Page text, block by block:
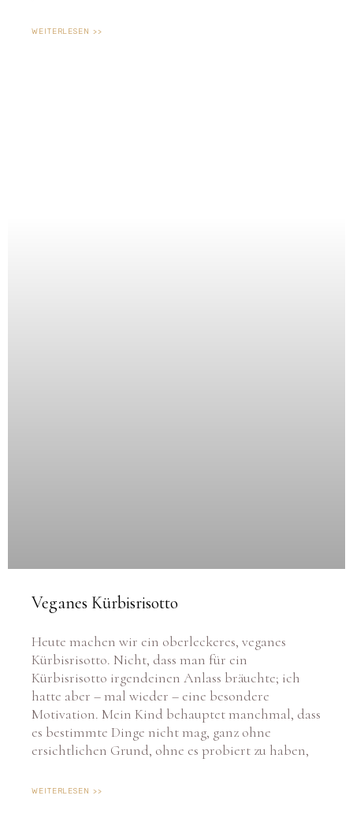
WEITERLESEN >>
Veganes Kürbisrisotto
Heute machen wir ein oberleckeres, veganes
Kürbisrisotto. Nicht, dass man für ein
Kürbisrisotto irgendeinen Anlass bräuchte; ich
hatte aber – mal wieder – eine besondere
Motivation. Mein Kind behauptet manchmal, dass
es bestimmte Dinge nicht mag, ganz ohne
ersichtlichen Grund, ohne es probiert zu haben,
WEITERLESEN >>